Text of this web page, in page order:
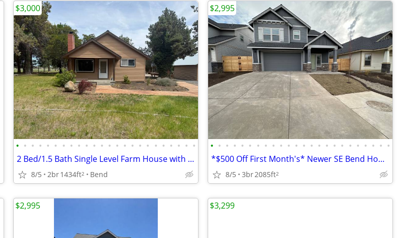
• • • • • • • • • • • • • • • • • • • • • • • •
2 Bed/1.5 Bath Single Level Farm House with Mountain Views
8/5 2br1434ft2 Bend
$3,000
• • • • • • • • • • • • • • • • • • • • • • • •
*$500 Off First Month's* Newer SE Bend House w/A/C, 3 Bdrms, 2.5 Baths
8/5 3br2085ft2
$2,995
$2,995 $3,299